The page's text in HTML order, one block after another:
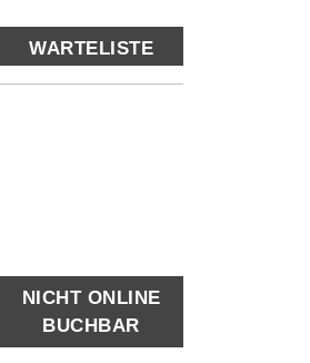
WARTELISTE
NICHT ONLINE
BUCHBAR